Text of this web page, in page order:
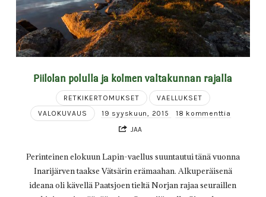
Piilolan polulla ja kolmen valtakunnan rajalla
RETKIKERTOMUKSET
VAELLUKSET
VALOKUVAUS
19 syyskuun, 2015
18 kommenttia
JAA
Perinteinen elokuun Lapin-vaellus suuntautui tänä vuonna
Inarijärven taakse Vätsärin erämaahan. Alkuperäisenä
ideana oli kävellä Paatsjoen tieltä Norjan rajaa seuraillen